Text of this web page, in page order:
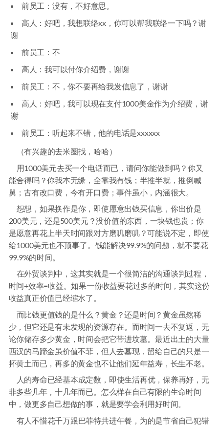
前员工：没有，不好意思。
高人：好吧，我想联络xx，你可以帮我联络一下吗？谢
谢
前员工：不
高人：我可以付你介绍费，谢谢
前员工：不，你不要再给我发信息了，谢谢
高人：好吧，我可以现在支付1000美金作为介绍费，谢
谢
前员工：听起来不错，他的电话是xxxxxx
（有兴趣的去米圈找，哈哈）
用1000美元去买一个电话而已，请问你能做到吗？你又
能舍得吗？你我本无缘，全靠我有钱；半推半就，推倒喊
舅；古有改口费，今有开口费；事件虽小，内涵很大。
想想，如果换作是你，即使愿意出钱买信息，你出价是
200美元，还是500美元？没价值的东西，一块钱也贵；你
是愿意再花上半天时间跟对方磨叽磨叽？可能说不定，即使
给1000美元也不顶事了。钱能解决99.9%的问题，就不要花
99.9%的时间。
在外贸谈判中，这其实就是一个很简洁的沟通谈判过程，
时间+效率=收益。如果一份收益要花过多的时间，其实这份
收益真正价值已经缩水了。
而比钱更值钱的是什么？黄金？还是时间？黄金虽然稀
少，但它还是有未发现的资源存在。而时间一去不复返，无
论你储存多少黄金，时间会把它带进坟墓。最近出土的大量
西汉的马蹄金虽价值不菲，但人去墓现，留给自己的只是一
抔黄土而已，再多的黄金也不让他们延年益寿，长生不老。
人的寿命已经基本成定数，即使生活再优，保养再好，无
非多些几年，十几年而已。怎么样在自己有限的生命时间
中，做更多自己想做的事，就是要学会利用好时间。
有人不惜花千万跟巴菲特共进午餐，为的是节省自己犯错